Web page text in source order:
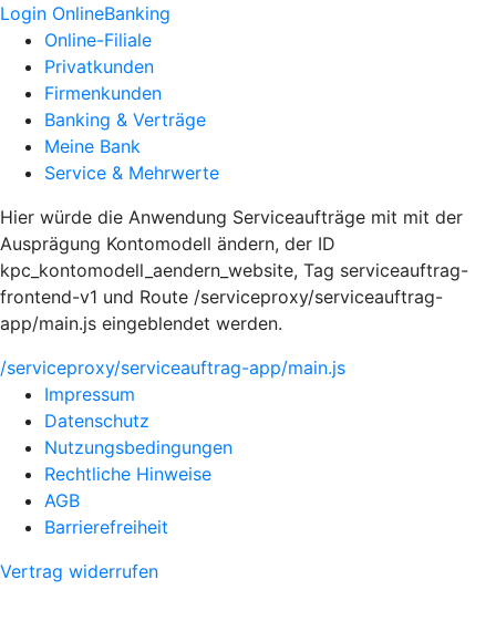
Login OnlineBanking
Online-Filiale
Privatkunden
Firmenkunden
Banking & Verträge
Meine Bank
Service & Mehrwerte
Hier würde die Anwendung Serviceaufträge mit mit der
Ausprägung Kontomodell ändern, der ID
kpc_kontomodell_aendern_website, Tag serviceauftrag-
frontend-v1 und Route /serviceproxy/serviceauftrag-
app/main.js eingeblendet werden.
/serviceproxy/serviceauftrag-app/main.js
Impressum
Datenschutz
Nutzungsbedingungen
Rechtliche Hinweise
AGB
Barrierefreiheit
Vertrag widerrufen